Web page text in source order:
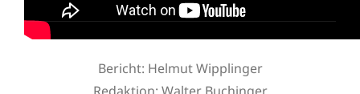
Bericht: Helmut Wipplinger